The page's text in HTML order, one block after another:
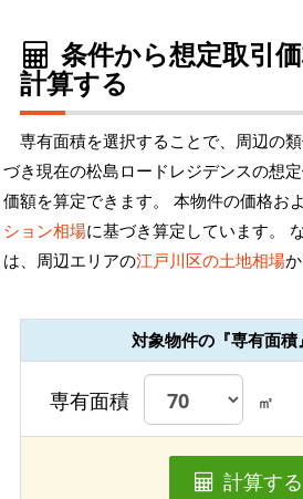
条件から想定取引
計算する
専有面積を選択することで、周辺の
づき現在の松島ロードレジデンスの想
価額を算定できます。 本物件の価格お
ション相場に基づき算定しています。
は、周辺エリアの江戸川区の土地相場
対象物件の『専有面積
専有面積 ㎡
計算する